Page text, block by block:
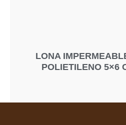
LONA
POLIETILENO 5×6